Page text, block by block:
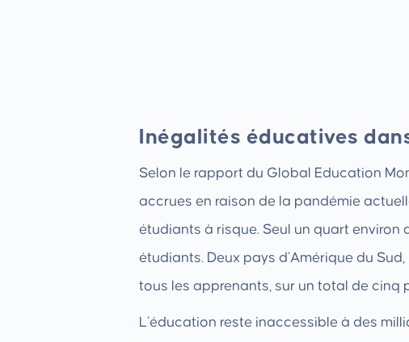
Inégalités éducatives
Selon le rapport du Global Education
accrues en raison de la pandémie
étudiants à risque. Seul un quart environ
étudiants. Deux pays d’Amérique du
tous les apprenants, sur un total de cinq
L’éducation reste inaccessible à des